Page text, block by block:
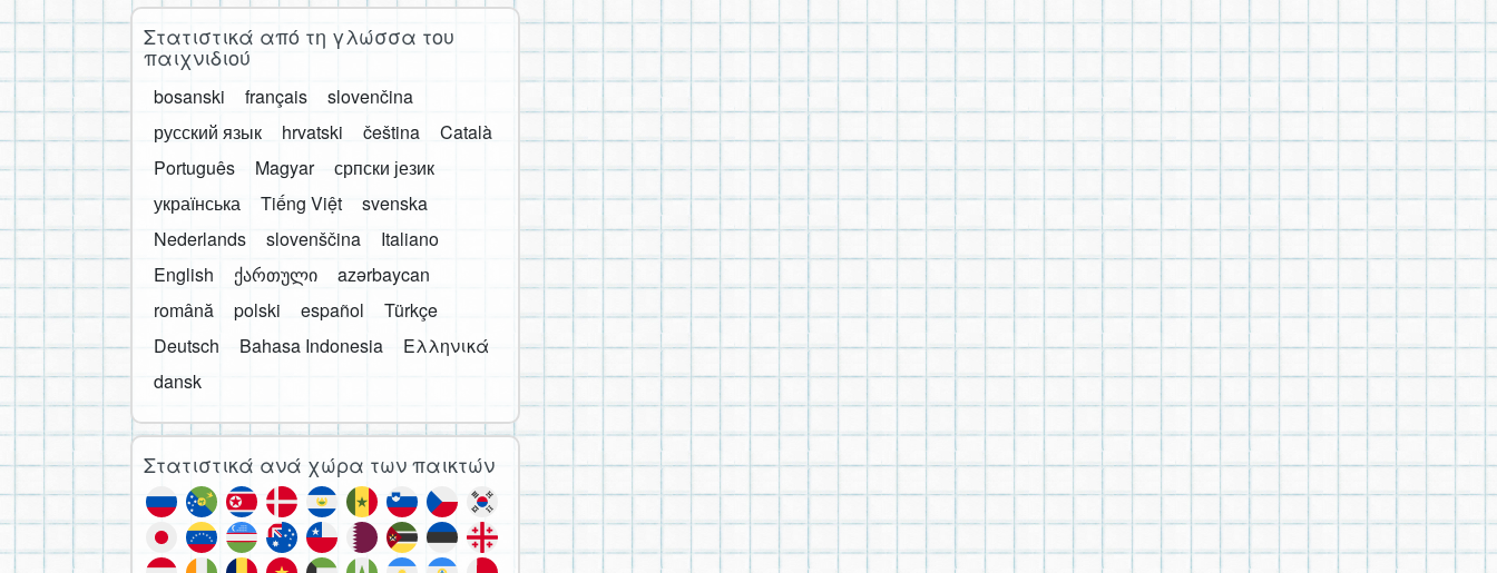
Στατιστικά από τη γλώσσα του
παιχνιδιού
bosanski français
slovenčina
русский язык
hrvatski čeština
Català
Português
Magyar
српски језик
українська
Tiếng Việt
svenska
Nederlands
slovenščina
Italiano
English
ქართული
azərbaycan
română
polski español
Türkçe
Deutsch
Bahasa Indonesia
Ελληνικά
dansk
Στατιστικά ανά χώρα των παικτών